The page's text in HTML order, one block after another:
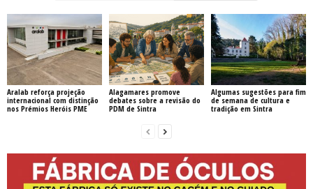
Aralab reforça projeção
internacional com distinção
nos Prémios Heróis PME
Alagamares promove
debates sobre a revisão do
PDM de Sintra
Algumas sugestões para fim
de semana de cultura e
tradição em Sintra